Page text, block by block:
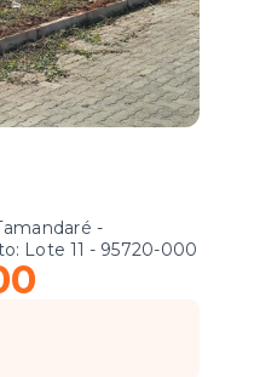
-
Lote 11 - 95720-000